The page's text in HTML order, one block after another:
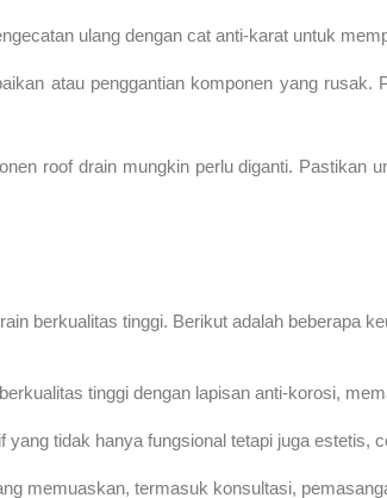
ulang dengan cat anti-karat untuk
atau penggantian komponen yang
roof drain mungkin perlu diganti. Pastikan
berkualitas tinggi. Berikut adalah beberapa
tinggi dengan lapisan anti-korosi,
tidak hanya fungsional tetapi juga estetis,
memuaskan, termasuk konsultasi,